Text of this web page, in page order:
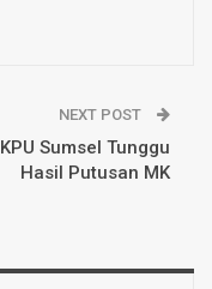
NEXT POST
KPU Sumsel Tunggu
Hasil Putusan MK